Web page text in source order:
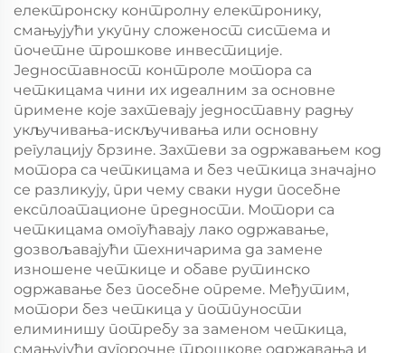
електронску контролну електронику,
смањујући укупну сложеност система и
почетне трошкове инвестиције.
Једноставност контроле мотора са
четкицама чини их идеалним за основне
примене које захтевају једноставну радњу
укључивања-искључивања или основну
регулацију брзине. Захтеви за одржавањем код
мотора са четкицама и без четкица значајно
се разликују, при чему сваки нуди посебне
експлоатационе предности. Мотори са
четкицама омогућавају лако одржавање,
дозвољавајући техничарима да замене
изношене четкице и обаве рутинско
одржавање без посебне опреме. Међутим,
мотори без четкица у потпуности
елиминишу потребу за заменом четкица,
смањујући дугорочне трошкове одржавања и